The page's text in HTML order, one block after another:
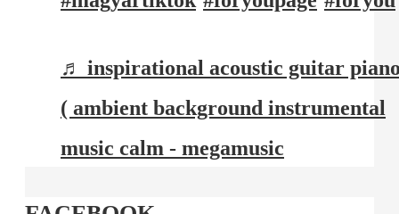
♬ inspirational acoustic guitar
( ambient background instrumental
music calm - megamusic